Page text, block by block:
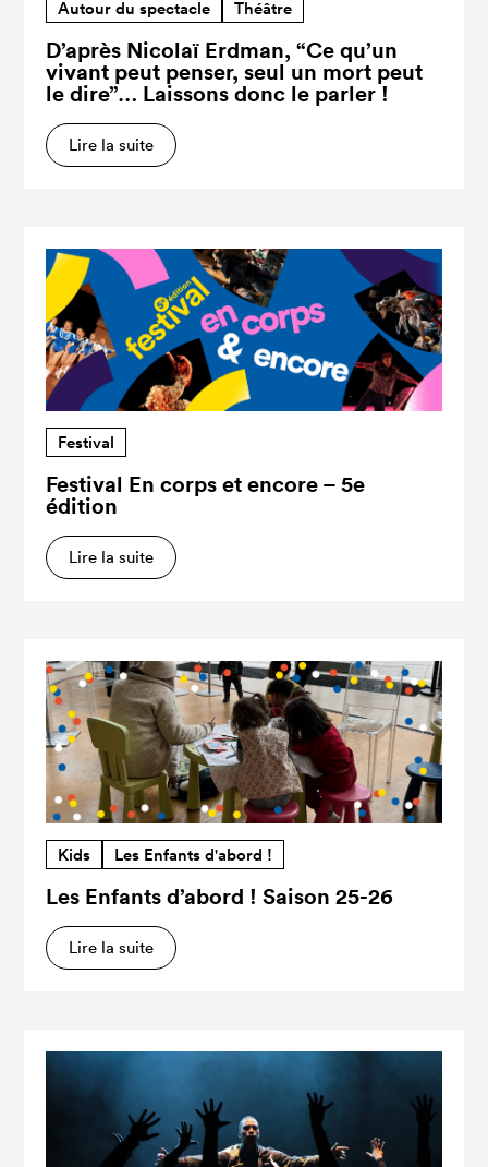
Autour du spectacle Théâtre
D’après Nicolaï Erdman, “Ce qu’un
vivant peut penser, seul un mort peut
le dire”… Laissons donc le parler !
Lire la suite
Festival
Festival En corps et encore – 5e
édition
Lire la suite
Kids Les Enfants d'abord !
Les Enfants d’abord ! Saison 25-26
Lire la suite